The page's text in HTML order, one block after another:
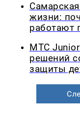
жизни:
работают
МТС Junior
решений
защиты